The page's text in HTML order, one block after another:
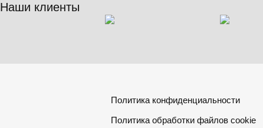
Наши клиенты
Политика конфиденциальности
Политика обработки файлов cookie